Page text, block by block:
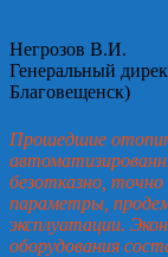
Негрозов В.И.
Генеральный
Благовещенск)
Прошедшие
безотказно,
параметры,
эксплуатации.
оборудования